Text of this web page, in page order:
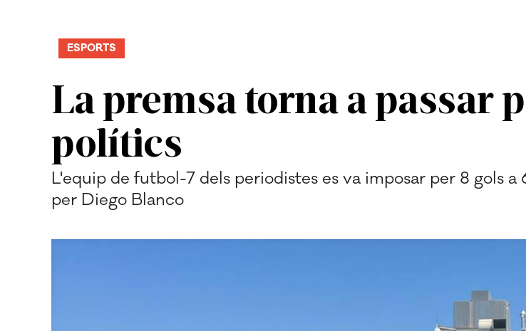
La premsa torna a passar
polítics
ESPORTS
L'equip de futbol-7 dels periodistes es va imposar per 8 gols
per Diego Blanco